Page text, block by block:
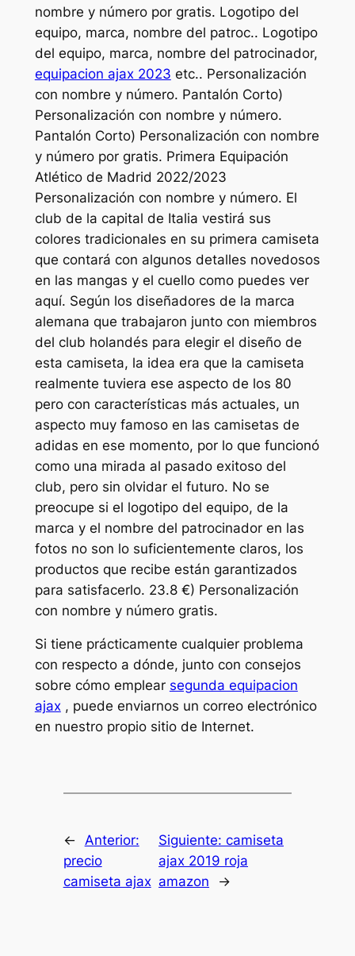
nombre y número por gratis. Logotipo del
equipo, marca, nombre del patroc.. Logotipo
del equipo, marca, nombre del patrocinador,
equipacion ajax 2023 etc.. Personalización
con nombre y número. Pantalón Corto)
Personalización con nombre y número.
Pantalón Corto) Personalización con nombre
y número por gratis. Primera Equipación
Atlético de Madrid 2022/2023
Personalización con nombre y número. El
club de la capital de Italia vestirá sus
colores tradicionales en su primera camiseta
que contará con algunos detalles novedosos
en las mangas y el cuello como puedes ver
aquí. Según los diseñadores de la marca
alemana que trabajaron junto con miembros
del club holandés para elegir el diseño de
esta camiseta, la idea era que la camiseta
realmente tuviera ese aspecto de los 80
pero con características más actuales, un
aspecto muy famoso en las camisetas de
adidas en ese momento, por lo que funcionó
como una mirada al pasado exitoso del
club, pero sin olvidar el futuro. No se
preocupe si el logotipo del equipo, de la
marca y el nombre del patrocinador en las
fotos no son lo suficientemente claros, los
productos que recibe están garantizados
para satisfacerlo. 23.8 €) Personalización
con nombre y número gratis.
Si tiene prácticamente cualquier problema
con respecto a dónde, junto con consejos
sobre cómo emplear segunda equipacion
ajax, puede enviarnos un correo electrónico
en nuestro propio sitio de Internet.
← Anterior:
precio
camiseta ajax
Siguiente:camiseta
ajax 2019 roja
amazon
→